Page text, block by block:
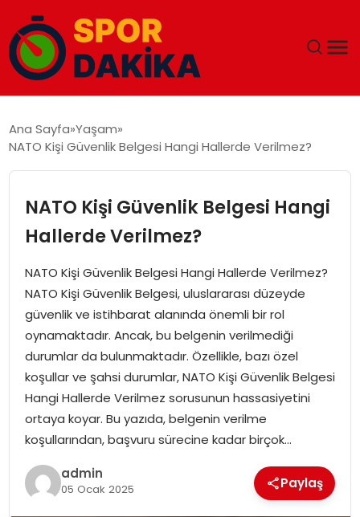
GÜNDEM
DÜNYA
EĞITIM
EKONOMI
MAGAZIN
SAĞLIK
SIYASET
SPOR
TEKNOLOJI
Ana Sayfa Yaşam
NATO Kişi Güvenlik Belgesi Hangi Hallerde Verilmez?
NATO Kişi Güvenlik Belgesi Hangi
Hallerde Verilmez?
NATO Kişi Güvenlik Belgesi Hangi Hallerde Verilmez?
NATO Kişi Güvenlik Belgesi, uluslararası düzeyde
güvenlik ve istihbarat alanında önemli bir rol
oynamaktadır. Ancak, bu belgenin verilmediği
durumlar da bulunmaktadır. Özellikle, bazı özel
koşullar ve şahsi durumlar, NATO Kişi Güvenlik Belgesi
Hangi Hallerde Verilmez sorusunun hassasiyetini
ortaya koyar. Bu yazıda, belgenin verilme
koşullarından, başvuru sürecine kadar birçok…
admin
05 Ocak 2025 Paylaş